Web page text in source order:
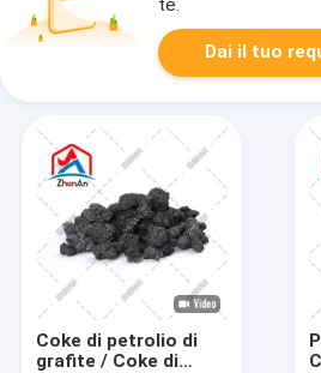
te.
Dai il tuo
Coke di petrolio di
grafite / Coke di